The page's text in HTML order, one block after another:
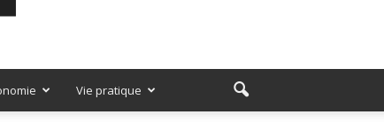
Vie pratique